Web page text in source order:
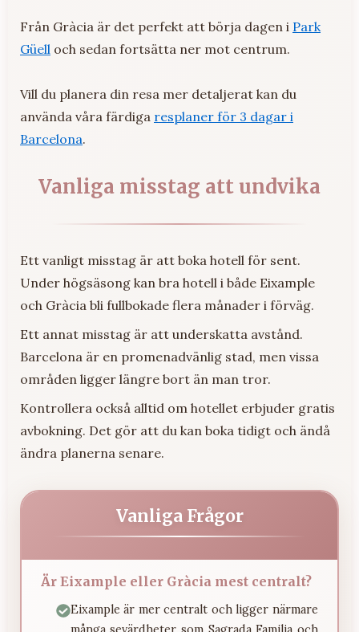
Från Gràcia är det perfekt att börja dagen i Park
Güell och sedan fortsätta ner mot centrum.
Vill du planera din resa mer detaljerat kan du
använda våra färdiga resplaner för 3 dagar i
Barcelona.
Vanliga misstag att undvika
Ett vanligt misstag är att boka hotell för sent.
Under högsäsong kan bra hotell i både Eixample
och Gràcia bli fullbokade flera månader i förväg.
Ett annat misstag är att underskatta avstånd.
Barcelona är en promenadvänlig stad, men vissa
områden ligger längre bort än man tror.
Kontrollera också alltid om hotellet erbjuder gratis
avbokning. Det gör att du kan boka tidigt och ändå
ändra planerna senare.
Vanliga Frågor
Är Eixample eller Gràcia mest centralt?
Eixample är mer centralt och ligger närmare